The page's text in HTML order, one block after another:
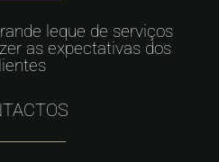
leque de serviços
as expectativas dos